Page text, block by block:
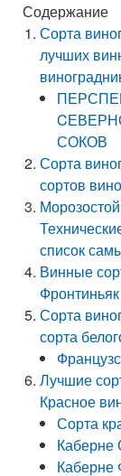
Содержание
Сорта
лучших
СОКОВ
Сорта
сортов
список
Винные
Сорта
сорта
Лучшие
Красное
Сорта
Каберне
Каберне